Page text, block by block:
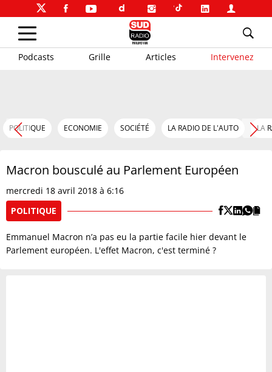
Podcasts Grille Articles Intervenez
POLITIQUE ECONOMIE SOCIÉTÉ LA RADIO DE L'AUTO LA
Macron bousculé au Parlement Européen
mercredi 18 avril 2018 à 6:16
POLITIQUE
Emmanuel Macron n’a pas eu la partie facile hier devant le
Parlement européen. L'effet Macron, c'est terminé ?